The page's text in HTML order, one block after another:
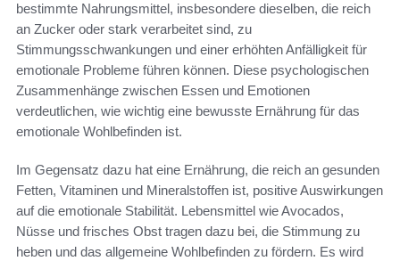
bestimmte Nahrungsmittel, insbesondere dieselben, die reich
an Zucker oder stark verarbeitet sind, zu
Stimmungsschwankungen und einer erhöhten Anfälligkeit für
emotionale Probleme führen können. Diese psychologischen
Zusammenhänge zwischen Essen und Emotionen
verdeutlichen, wie wichtig eine bewusste Ernährung für das
emotionale Wohlbefinden ist.
Im Gegensatz dazu hat eine Ernährung, die reich an gesunden
Fetten, Vitaminen und Mineralstoffen ist, positive Auswirkungen
auf die emotionale Stabilität. Lebensmittel wie Avocados,
Nüsse und frisches Obst tragen dazu bei, die Stimmung zu
heben und das allgemeine Wohlbefinden zu fördern. Es wird